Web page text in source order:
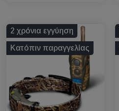
2 χρόνια εγγύηση
Κατόπιν παραγγελίας